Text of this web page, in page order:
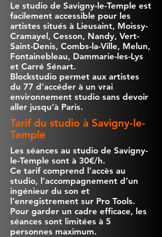
Le studio de Savigny-le-Temple est
facilement accessible pour les
artistes situés à Lieusaint, Moissy-
Cramayel, Cesson, Nandy, Vert-
Saint-Denis, Combs-la-Ville, Melun,
Fontainebleau, Dammarie-les-Lys
et Carré Sénart.
Blockstudio permet aux artistes
du 77 d’accéder à un vrai
environnement studio sans devoir
aller jusqu’à Paris.
Tarif du studio à Savigny-le-
Temple
Les séances au studio de Savigny-
le-Temple sont à 30€/h.
Ce tarif comprend l’accès au
studio, l’accompagnement d’un
ingénieur du son et
l’enregistrement sur Pro Tools.
Pour garder un cadre efficace, les
séances sont limitées à 5
personnes maximum.